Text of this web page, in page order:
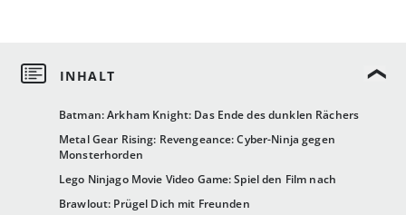
Batman: Arkham Knight: Das Ende des dunklen Rächers
Metal Gear Rising: Revengeance: Cyber-Ninja gegen
Monsterhorden
Lego Ninjago Movie Video Game: Spiel den Film nach
Brawlout: Prügel Dich mit Freunden